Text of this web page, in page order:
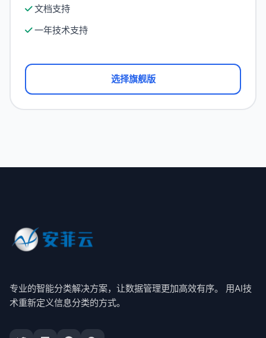
文档支持
一年技术支持
选择旗舰版
专业的智能分类解决方案，让数据管理更加高效有序。 用AI技
术重新定义信息分类的方式。